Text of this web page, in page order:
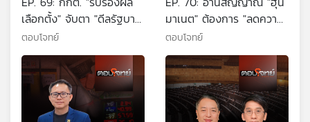
เลือกตั้ง" จับตา "ดีลรัฐบาล"
พรรคภูมิใจไทย
ตอบโจทย์
มาเนต" ต้องการ "ลดความ
ตึงเครียด" ไทย-กัมพูชา ?
ตอบโจทย์